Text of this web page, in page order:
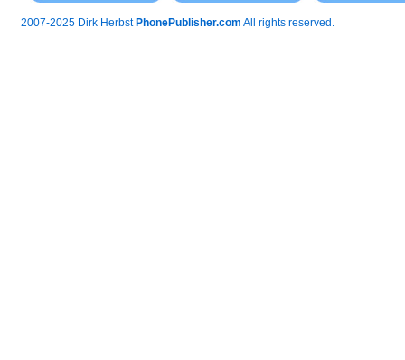
2007-2025 Dirk Herbst PhonePublisher.com All rights reserved.